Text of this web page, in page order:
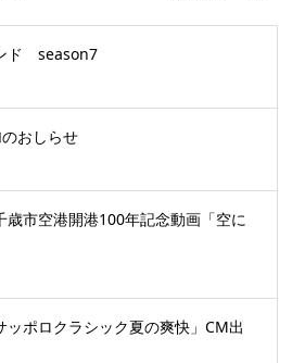
ド season7
おしらせ
市空港開港100年記念動画「空に
ッポロクラシック夏の爽快」CM出